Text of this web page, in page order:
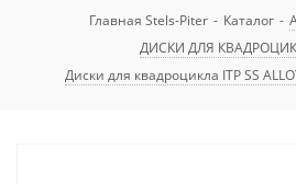
Главная Stels-Piter - Каталог -
ДИСКИ ДЛЯ
Диски для квадроцикла ITP SS